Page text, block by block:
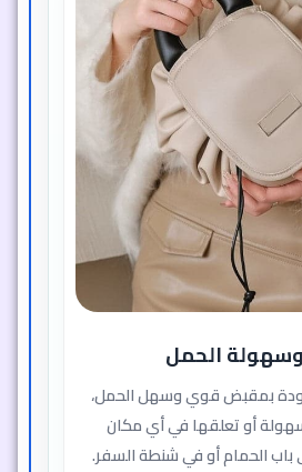
الحمل
بمقبض قوي وسهل الحمل،
أو تعلقها في أي مكان
باب الحمام أو في شنطة السفر.